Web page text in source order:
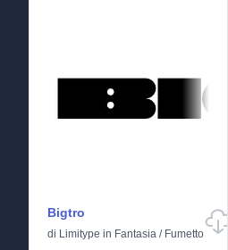
Bigtro
di Limitype in Fantasia / Fumetto